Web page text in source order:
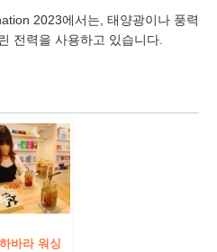
2023에서는, 태양광이나 풍력
전력을 사용하고 있습니다.
하바라 워싱